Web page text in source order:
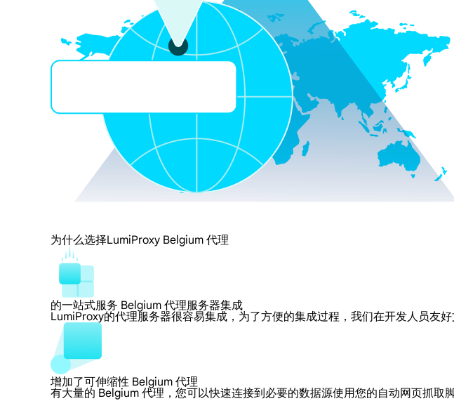
为什么选择LumiProxy Belgium 代理
的一站式服务 Belgium 代理服务器集成
LumiProxy的代理服务器很容易集成，为了方便的集成过程，我们在开发人员友
增加了可伸缩性 Belgium 代理
有大量的 Belgium 代理，您可以快速连接到必要的数据源使用您的自动网页抓